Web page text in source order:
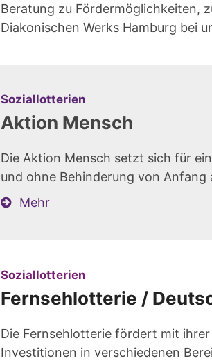
Beratung zu Fördermöglichkeiten,
Diakonischen Werks Hamburg bei
Soziallotterien
Aktion Mensch
Die Aktion Mensch setzt sich für
und ohne Behinderung von
Mehr
Soziallotterien
Fernsehlotterie /
Die Fernsehlotterie fördert mit
Investitionen in verschiedenen